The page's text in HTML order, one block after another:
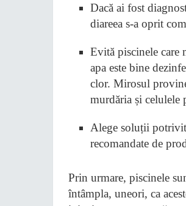
Dacă ai fost
diareea s-a oprit
Evită piscinele care
apa este bine
clor. Mirosul
murdăria și celulele
Alege soluții
recomandate de
Prin urmare, piscinele
întâmpla, uneori, ca